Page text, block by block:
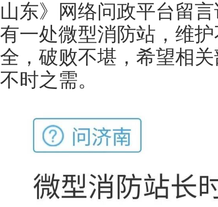
山东》网络问政平台留
有一处微型消防站，维
全，破败不堪，希望相
不时之需。